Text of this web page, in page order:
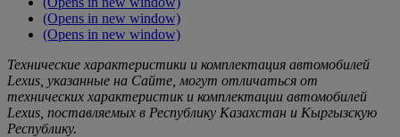
(Opens in new window)
(Opens in new window)
Технические характеристики и комплектация автомобилей
Lexus, указанные на Сайте, могут отличаться от
технических характеристик и комплектации автомобилей
Lexus, поставляемых в Республику Казахстан и Кыргызскую
Республику.